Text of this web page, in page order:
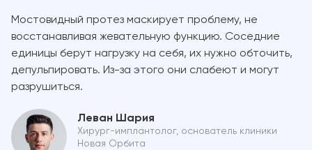
Мостовидный протез маскирует проблему, не
восстанавливая жевательную функцию. Соседние
единицы берут нагрузку на себя, их нужно обточить,
депульпировать. Из-за этого они слабеют и могут
разрушиться.
Леван Шария
Хирург-имплантолог, основатель клиники
Новая Орбита